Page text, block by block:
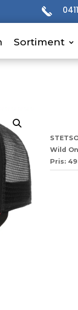
Sortiment
Sortiment
Wild
Pris: